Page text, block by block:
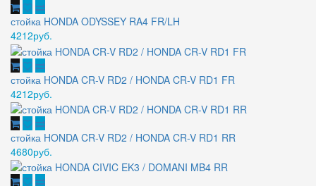
стойка HONDA ODYSSEY RA4 FR/LH
4212руб.
стойка HONDA CR-V RD2 / HONDA CR-V RD1 FR
4212руб.
стойка HONDA CR-V RD2 / HONDA CR-V RD1 RR
4680руб.